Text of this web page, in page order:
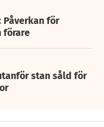
för
förare
stan såld för